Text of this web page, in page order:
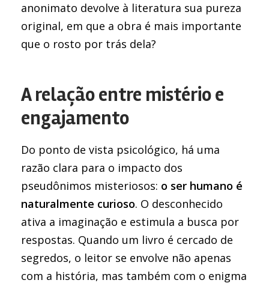
anonimato devolve à literatura sua pureza
original, em que a obra é mais importante
que o rosto por trás dela?
A relação entre mistério e
engajamento
Do ponto de vista psicológico, há uma
razão clara para o impacto dos
pseudônimos misteriosos: o ser humano é
naturalmente curioso. O desconhecido
ativa a imaginação e estimula a busca por
respostas. Quando um livro é cercado de
segredos, o leitor se envolve não apenas
com a história, mas também com o enigma